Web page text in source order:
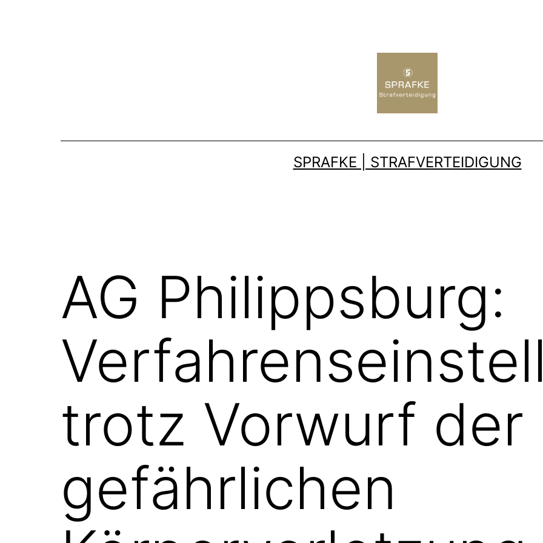
SPRAFKE | STRAFVERTEIDIGUNG
AG Philippsburg:
trotz Vorwurf der
gefährlichen